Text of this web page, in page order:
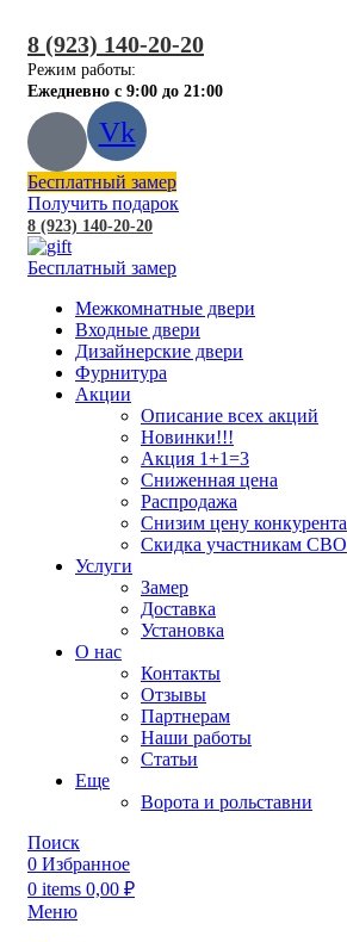
8 (923) 140-20-20
Режим работы:
Ежедневно с 9:00 до 21:00
Vk
Бесплатный замер
Получить подарок
8 (923) 140-20-20
Бесплатный замер
Межкомнатные двери
Входные двери
Дизайнерские двери
Фурнитура
Акции
Описание всех акций
Новинки!!!
Акция 1+1=3
Сниженная цена
Распродажа
Снизим цену конкурента
Скидка участникам СВО
Услуги
Замер
Доставка
Установка
О нас
Контакты
Отзывы
Партнерам
Наши работы
Статьи
Еще
Ворота и рольставни
Поиск
0 Избранное
0 items 0,00 ₽
Меню